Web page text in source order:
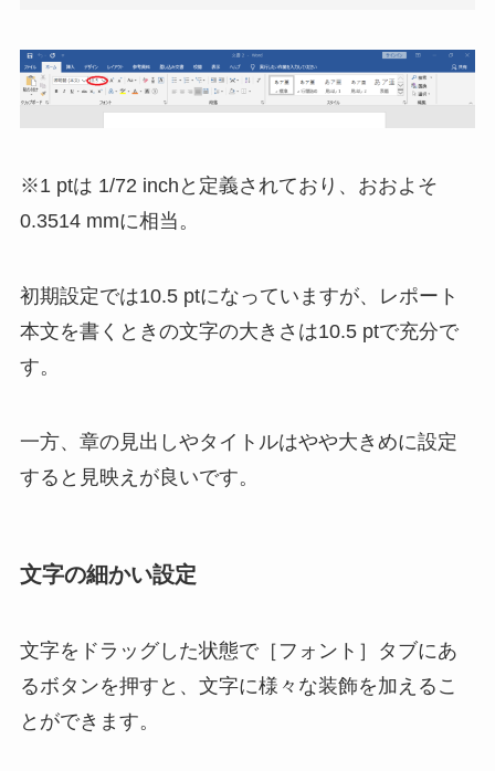
※1 ptは 1/72 inchと定義されており、おおよそ
0.3514 mmに相当。
初期設定では10.5 ptになっていますが、レポート
本文を書くときの文字の大きさは10.5 ptで充分で
す。
一方、章の見出しやタイトルはやや大きめに設定
すると見映えが良いです。
文字の細かい設定
文字をドラッグした状態で［フォント］タブにあ
るボタンを押すと、文字に様々な装飾を加えるこ
とができます。